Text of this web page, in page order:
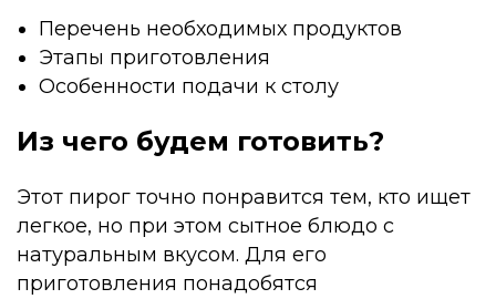
Перечень необходимых продуктов
Этапы приготовления
Особенности подачи к столу
Из чего будем готовить?
Этот пирог точно понравится тем, кто ищет
легкое, но при этом сытное блюдо с
натуральным вкусом. Для его
приготовления понадобятся